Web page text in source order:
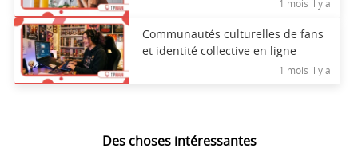
1 mois il y a
Communautés culturelles de fans
et identité collective en ligne
1 mois il y a
Des choses intéressantes